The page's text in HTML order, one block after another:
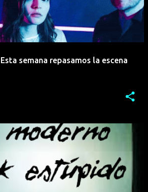
Esta semana repasamos la escena